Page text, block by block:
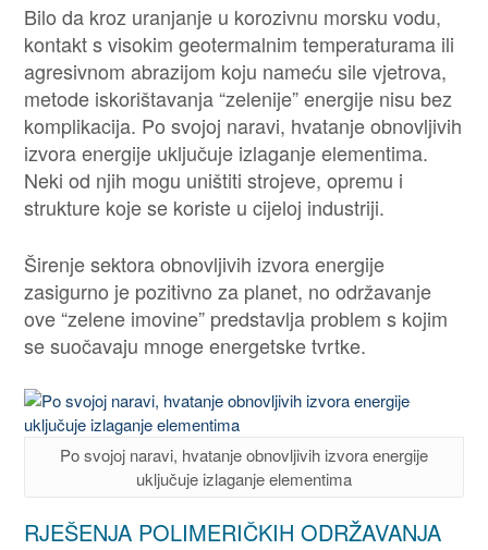
Bilo da kroz uranjanje u korozivnu morsku vodu,
kontakt s visokim geotermalnim temperaturama ili
agresivnom abrazijom koju nameću sile vjetrova,
metode iskorištavanja “zelenije” energije nisu bez
komplikacija. Po svojoj naravi, hvatanje obnovljivih
izvora energije uključuje izlaganje elementima.
Neki od njih mogu uništiti strojeve, opremu i
strukture koje se koriste u cijeloj industriji.
Širenje sektora obnovljivih izvora energije
zasigurno je pozitivno za planet, no održavanje
ove “zelene imovine” predstavlja problem s kojim
se suočavaju mnoge energetske tvrtke.
Po svojoj naravi, hvatanje obnovljivih izvora energije
uključuje izlaganje elementima
RJEŠENJA POLIMERIČKIH ODRŽAVANJA